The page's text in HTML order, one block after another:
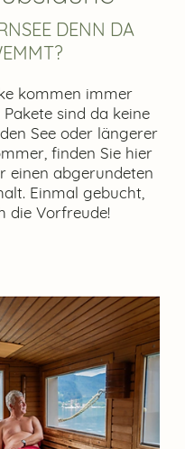
DENN DA
kommen immer
sind da keine
See oder längerer
finden Sie hier
einen abgerundeten
Einmal gebucht,
die Vorfreude!